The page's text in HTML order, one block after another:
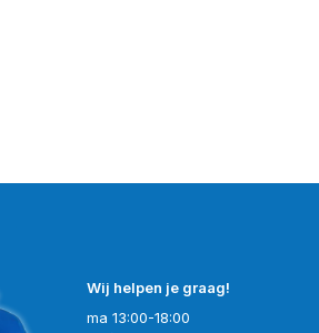
Wij helpen je graag!
ma 13:00-18:00